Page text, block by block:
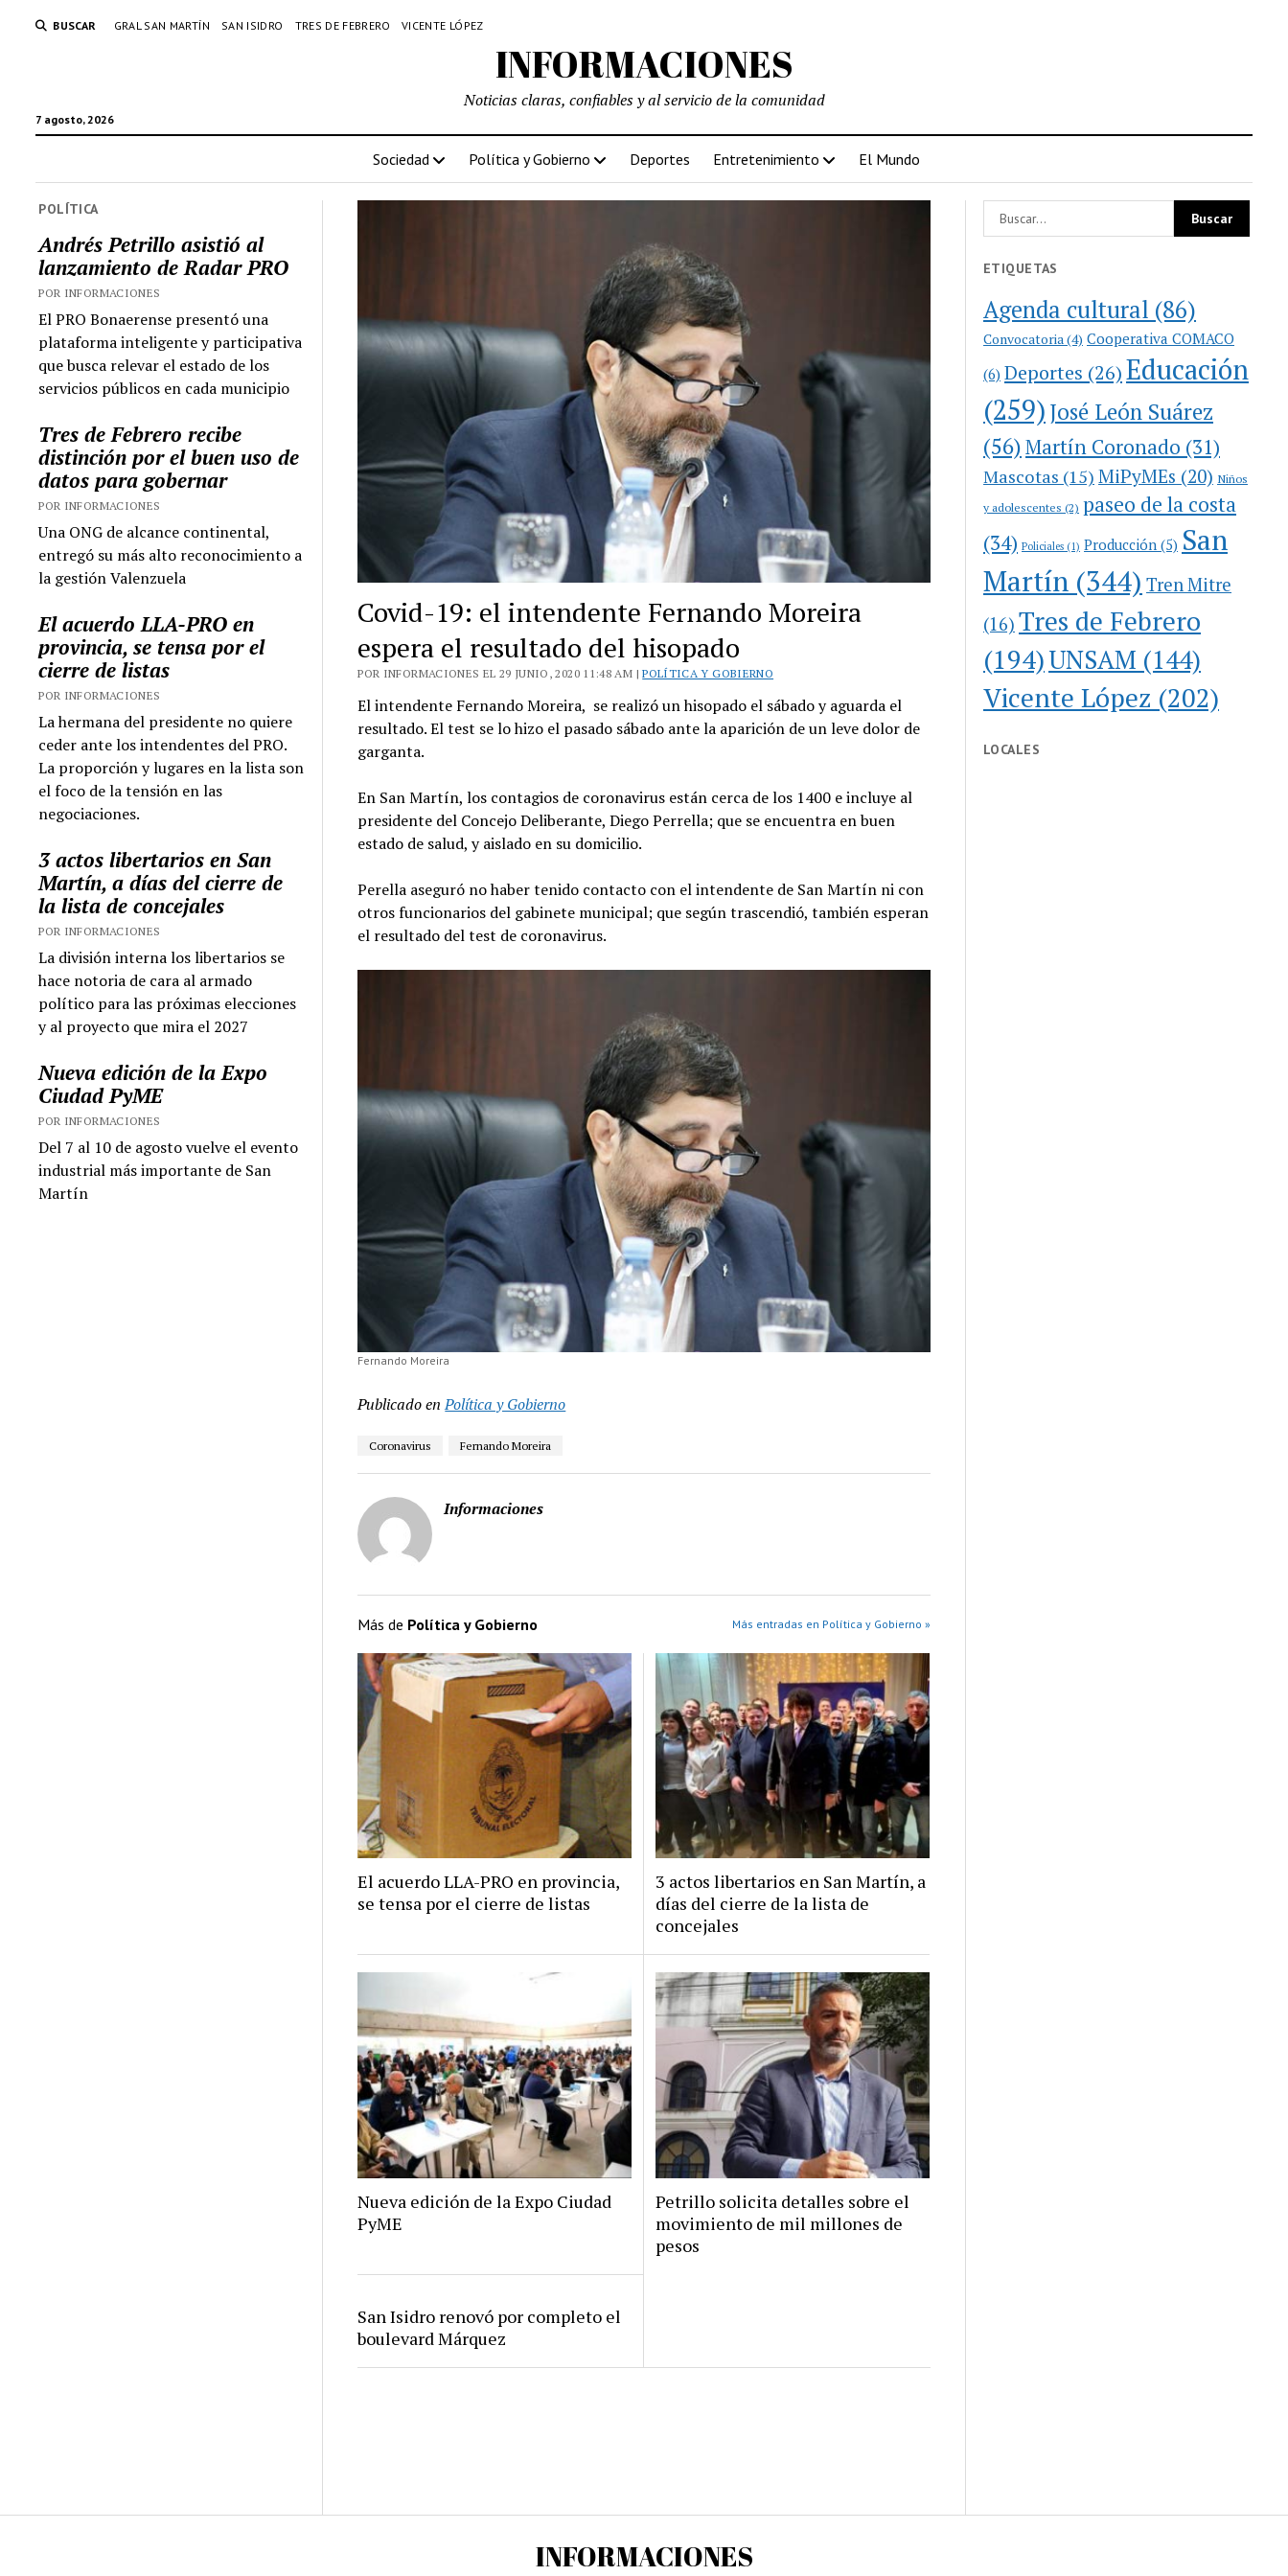
BUSCAR GRAL SAN MARTÍN SAN ISIDRO TRES DE FEBRERO VICENTE LÓPEZ
INFORMACIONES
7 agosto, 2026
Noticias claras, confiables y al servicio de la comunidad
Sociedad Política y Gobierno Deportes Entretenimiento El Mundo
POLÍTICA
Andrés Petrillo asistió al
lanzamiento de Radar PRO
POR INFORMACIONES
El PRO Bonaerense presentó una
plataforma inteligente y participativa
que busca relevar el estado de los
servicios públicos en cada municipio
Tres de Febrero recibe
distinción por el buen uso de
datos para gobernar
POR INFORMACIONES
Una ONG de alcance continental,
entregó su más alto reconocimiento a
la gestión Valenzuela
El acuerdo LLA-PRO en
provincia, se tensa por el
cierre de listas
POR INFORMACIONES
La hermana del presidente no quiere
ceder ante los intendentes del PRO.
La proporción y lugares en la lista son
el foco de la tensión en las
negociaciones.
3 actos libertarios en San
Martín, a días del cierre de
la lista de concejales
POR INFORMACIONES
La división interna los libertarios se
hace notoria de cara al armado
político para las próximas elecciones
y al proyecto que mira el 2027
Nueva edición de la Expo
Ciudad PyME
POR INFORMACIONES
Del 7 al 10 de agosto vuelve el evento
industrial más importante de San
Martín
Covid-19: el intendente Fernando Moreira
espera el resultado del hisopado
POR INFORMACIONES EL 29 JUNIO, 2020 11:48 AM |POLÍTICA Y GOBIERNO
El intendente Fernando Moreira, se realizó un hisopado el sábado y aguarda el
resultado. El test se lo hizo el pasado sábado ante la aparición de un leve dolor de
garganta.
En San Martín, los contagios de coronavirus están cerca de los 1400 e incluye al
presidente del Concejo Deliberante, Diego Perrella; que se encuentra en buen
estado de salud, y aislado en su domicilio.
Perella aseguró no haber tenido contacto con el intendente de San Martín ni con
otros funcionarios del gabinete municipal; que según trascendió, también esperan
el resultado del test de coronavirus.
Fernando Moreira
Publicado en Política y Gobierno
Coronavirus Fernando Moreira
Informaciones
Más de Política y Gobierno Más entradas en Política y Gobierno »
El acuerdo LLA-PRO en provincia,
se tensa por el cierre de listas
3 actos libertarios en San Martín, a
días del cierre de la lista de
concejales
Nueva edición de la Expo Ciudad
PyME
Petrillo solicita detalles sobre el
movimiento de mil millones de
pesos
San Isidro renovó por completo el
boulevard Márquez
ETIQUETAS
Agenda cultural (86)
Convocatoria (4) Cooperativa COMACO
(6) Deportes (26)Educación
(259)José León Suárez
(56)Martín Coronado (31)
Mascotas (15) MiPyMEs (20) Niños
y adolescentes (2) paseo de la costa
(34) Policiales (1) Producción (5) San
Martín (344) Tren Mitre
(16) Tres de Febrero
(194)UNSAM (144)
Vicente López (202)
LOCALES
INFORMACIONES